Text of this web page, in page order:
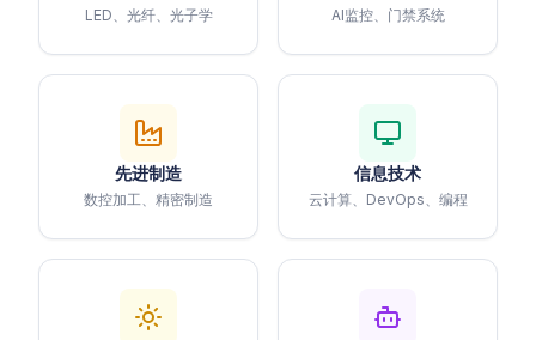
LED、光纤、光子学 AI监控、门禁系统
先进制造
数控加工、精密制造
信息技术
云计算、DevOps、编程